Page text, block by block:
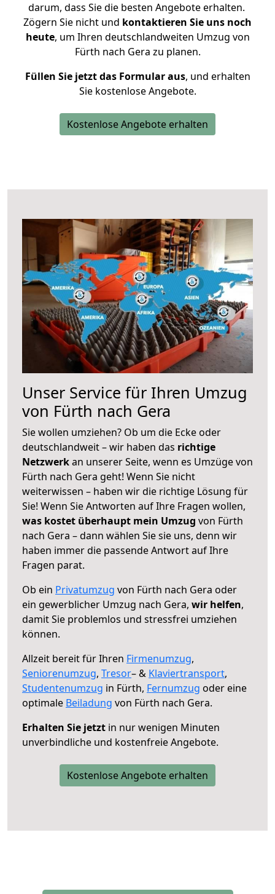
darum, dass Sie die besten Angebote erhalten.
Zögern Sie nicht und kontaktieren Sie uns noch
heute, um Ihren deutschlandweiten Umzug von
Fürth nach Gera zu planen.
Füllen Sie jetzt das Formular aus, und erhalten
Sie kostenlose Angebote.
Kostenlose Angebote erhalten
Unser Service für Ihren Umzug
von Fürth nach Gera
Sie wollen umziehen? Ob um die Ecke oder
deutschlandweit – wir haben das richtige
Netzwerkan unserer Seite, wenn es Umzüge von
Fürth nach Gera geht! Wenn Sie nicht
weiterwissen – haben wir die richtige Lösung für
Sie! Wenn Sie Antworten auf Ihre Fragen wollen,
was kostet überhaupt mein Umzug von Fürth
nach Gera – dann wählen Sie sie uns, denn wir
haben immer die passende Antwort auf Ihre
Fragen parat.
Ob ein Privatumzug von Fürth nach Gera oder
ein gewerblicher Umzug nach Gera, wir helfen,
damit Sie problemlos und stressfrei umziehen
können.
Allzeit bereit für Ihren Firmenumzug,
Seniorenumzug, Tresor– & Klaviertransport,
Studentenumzug in Fürth, Fernumzug oder eine
optimale Beiladung von Fürth nach Gera.
Erhalten Sie jetzt in nur wenigen Minuten
unverbindliche und kostenfreie Angebote.
Kostenlose Angebote erhalten